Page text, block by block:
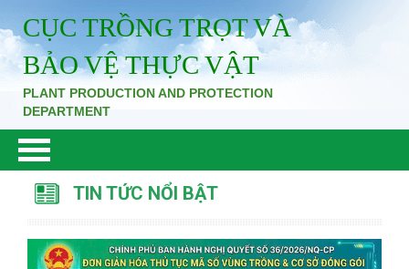
CỤC TRỒNG TRỌT VÀ
BẢO VỆ THỰC VẬT
PLANT PRODUCTION AND PROTECTION
DEPARTMENT
TIN TỨC NỔI BẬT